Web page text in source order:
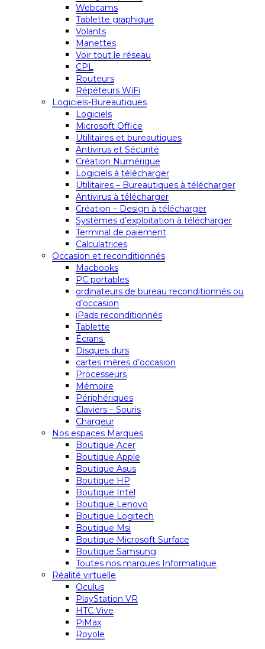
Webcams
Tablette graphique
Volants
Manettes
Voir tout le réseau
CPL
Routeurs
Répéteurs WiFi
Logiciels-Bureautiques
Logiciels
Microsoft Office
Utilitaires et bureautiques
Antivirus et Sécurité
Création Numérique
Logiciels à télécharger
Utilitaires – Bureautiques à télécharger
Antivirus à télécharger
Création – Design à télécharger
Systèmes d’exploitation à télécharger
Terminal de paiement
Calculatrices
Occasion et reconditionnés
Macbooks
PC portables
ordinateurs de bureau reconditionnés ou
d’occasion
iPads reconditionnés
Tablette
Écrans
Disques durs
cartes mères d’occasion
Processeurs
Mémoire
Périphériques
Claviers – Souris
Chargeur
Nos espaces Marques
Boutique Acer
Boutique Apple
Boutique Asus
Boutique HP
Boutique Intel
Boutique Lenovo
Boutique Logitech
Boutique Msi
Boutique Microsoft Surface
Boutique Samsung
Toutes nos marques Informatique
Réalité virtuelle
Oculus
PlayStation VR
HTC Vive
PiMax
Royole